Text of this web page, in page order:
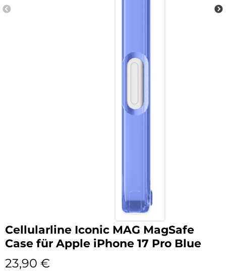
Cellularline Iconic MAG MagSafe
Case für Apple iPhone 17 Pro Blue
23,90 €